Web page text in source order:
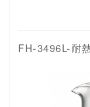
FH-3496L-耐